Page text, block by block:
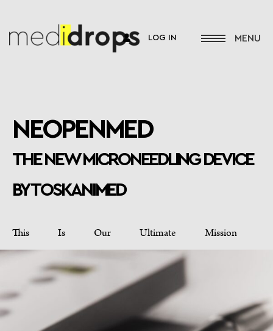
LOG IN
NEOPENMED
THE NEW MICRONEEDLING DEVICE
BY TOSKANIMED
This Is Our Ultimate Mission